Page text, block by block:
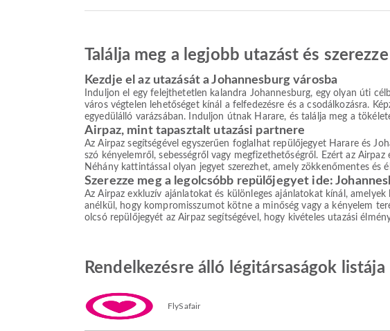
Találja meg a legjobb utazást és
Kezdje el az utazását a Johannesburg városba
Induljon el egy felejthetetlen kalandra Johannesburg, egy olyan úti
város végtelen lehetőséget kínál a felfedezésre és a csodálkozásra.
egyedülálló varázsában. Induljon útnak Harare, és találja meg a
Airpaz, mint tapasztalt utazási partnere
Az Airpaz segítségével egyszerűen foglalhat repülőjegyet Harare és
szó kényelemről, sebességről vagy megfizethetőségről. Ezért az
Néhány kattintással olyan jegyet szerezhet, amely zökkenőmentes és
Szerezze meg a legolcsóbb repülőjegyet ide:
Az Airpaz exkluzív ajánlatokat és különleges ajánlatokat kínál,
anélkül, hogy kompromisszumot kötne a minőség vagy a kényelem
olcsó repülőjegyét az Airpaz segítségével, hogy kivételes utazási
Rendelkezésre álló légitársaságok
FlySafair